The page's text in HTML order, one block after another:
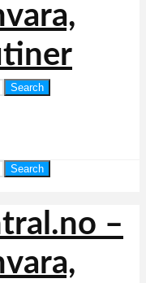
Search
Search